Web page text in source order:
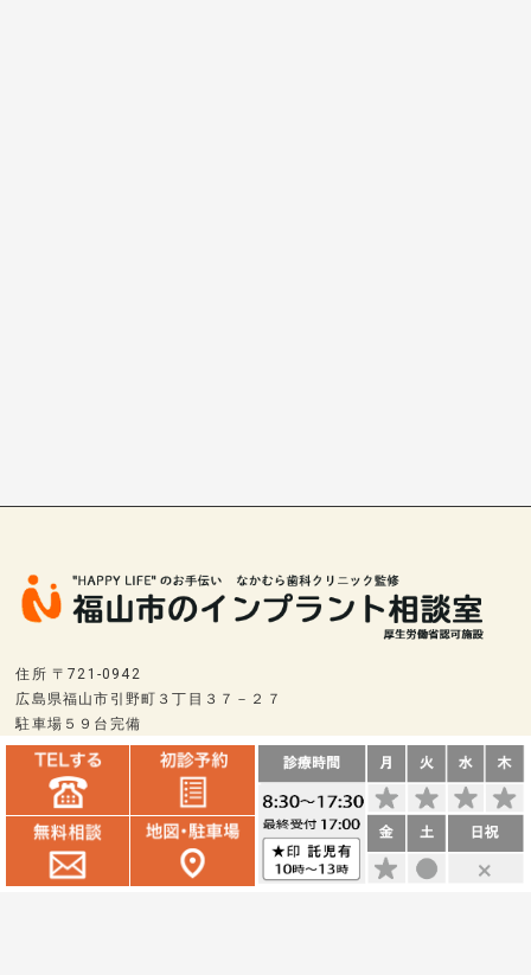
住所 〒721-0942
広島県福山市引野町３丁目３７－２７
駐車場５９台完備
交通 電車⇒東福山駅南口から直進つきあたり 800m
車⇒国道2号線東福山駅交差点を南に 500m